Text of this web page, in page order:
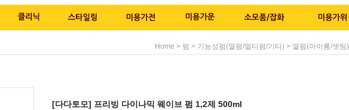
Home > 펌 > 기능성펌(열펌/멀티펌/기타) > 열펌(아이롱/셋팅)
[다다토모] 프리빙 다이나믹 웨이브 펌 1,2제 500ml